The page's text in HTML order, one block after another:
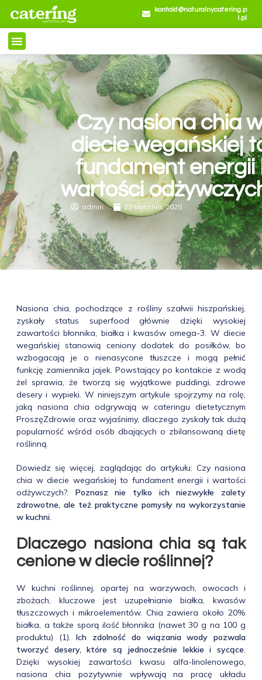
kontakt@naturalnycatering.p
l.pl
Czy nasiona chia
diecie wegańskiej
fundament energii
wartości
admin 23 stycznia, 2025
Nasiona chia, pochodzące z rośliny szałwii hiszpańskiej,
zyskały status superfood głównie dzięki wysokiej
zawartości błonnika, białka i kwasów omega-3. W diecie
wegańskiej stanowią ceniony dodatek do posiłków, bo
wzbogacają je o nienasycone tłuszcze i mogą pełnić
funkcję zamiennika jajek. Powstający po kontakcie z wodą
żel sprawia, że tworzą się wyjątkowe puddingi, zdrowe
desery i wypieki. W niniejszym artykule spojrzymy na rolę,
jaką nasiona chia odgrywają w cateringu dietetycznym
ProszęZdrowie oraz wyjaśnimy, dlaczego zyskały tak dużą
popularność wśród osób dbających o zbilansowaną dietę
roślinną.
Dowiedz się więcej, zaglądając do artykułu: Czy nasiona
chia w diecie wegańskiej to fundament energii i wartości
odżywczych?. Poznasz nie tylko ich niezwykłe zalety
zdrowotne, ale też praktyczne pomysły na wykorzystanie
w kuchni.
Dlaczego nasiona chia są tak
cenione w diecie roślinnej?
W kuchni roślinnej, opartej na warzywach, owocach i
zbożach, kluczowe jest uzupełnianie białka, kwasów
tłuszczowych i mikroelementów. Chia zawiera około 20%
białka, a także sporą ilość błonnika (nawet 30 g na 100 g
produktu) (1).Ich zdolność do wiązania wody pozwala
tworzyć desery, które są jednocześnie lekkie i sycące.
Dzięki wysokiej zawartości kwasu alfa-linolenowego,
nasiona chia pozytywnie wpływają na pracę układu